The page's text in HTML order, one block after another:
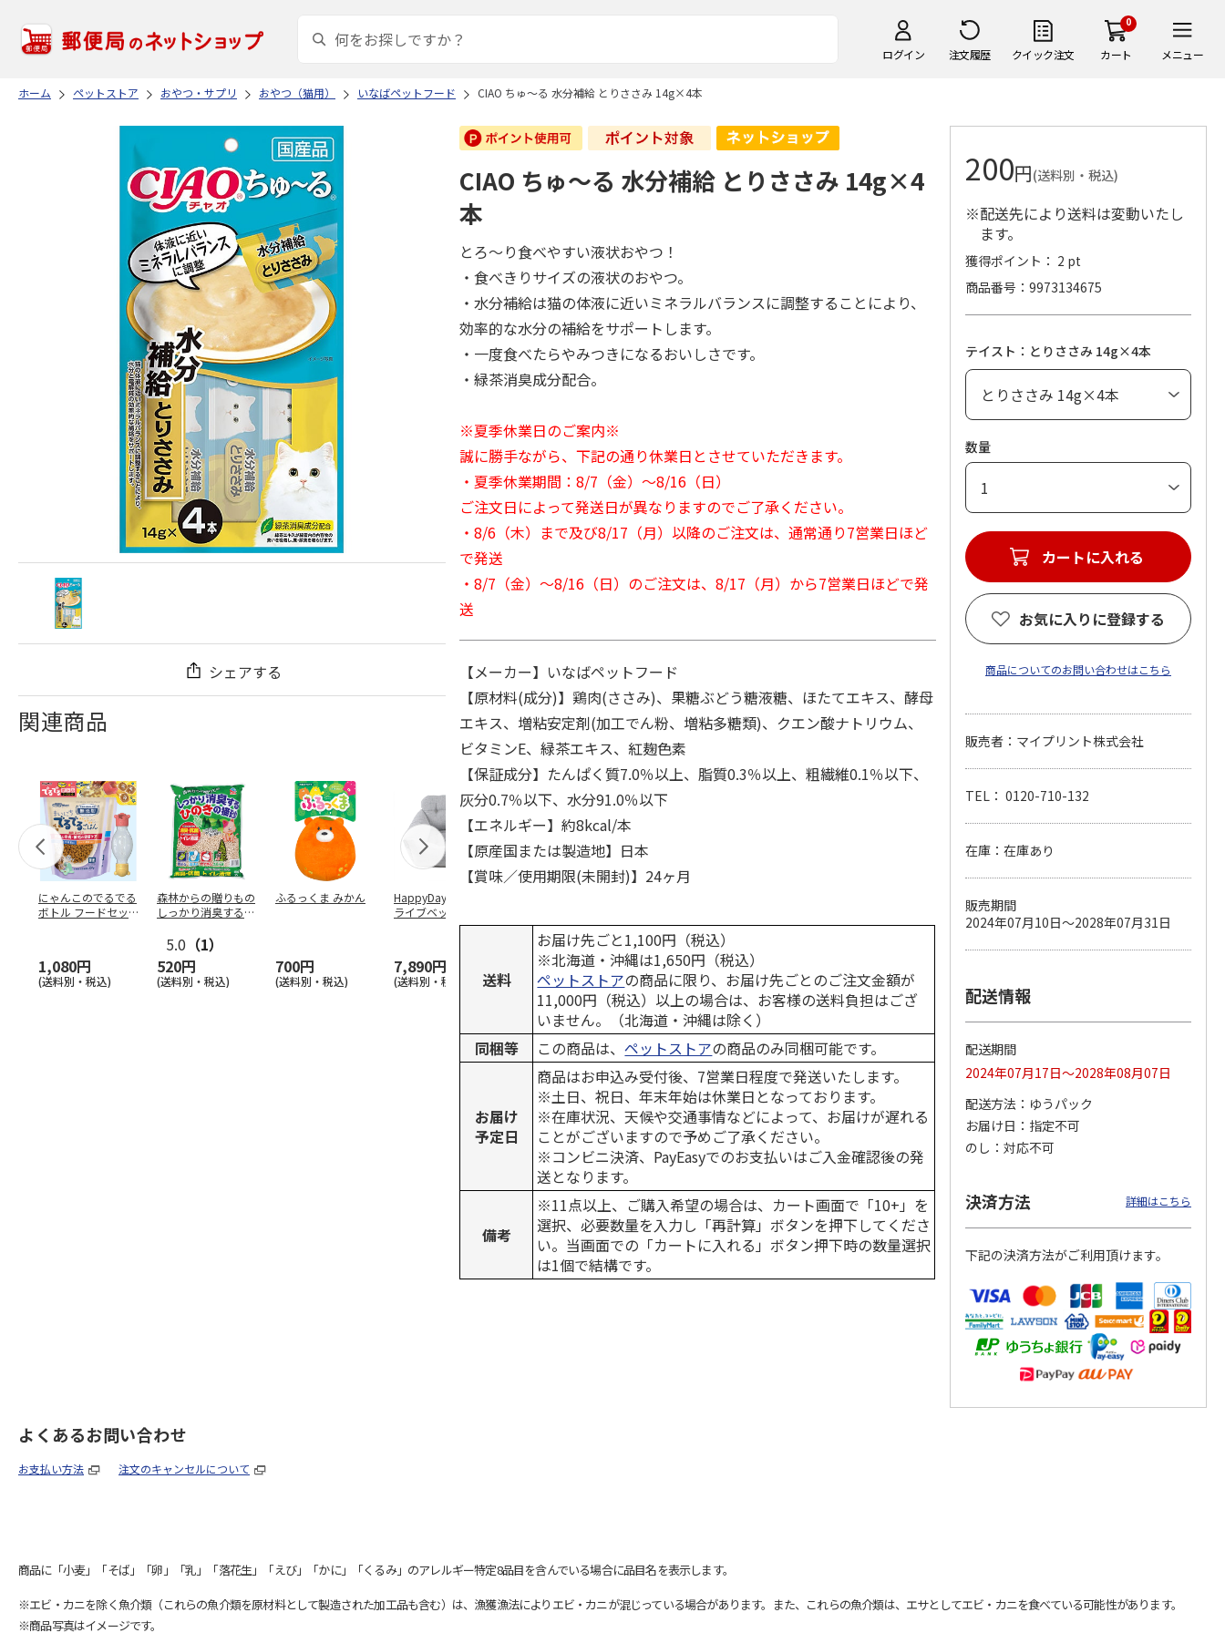
ログイン 注文履歴 クイック注文
0
カート メニュー
ホーム ペットストア おやつ・サプリ おやつ（猫用） いなばペットフード CIAO ちゅ～る 水分補給 とりささみ 14g×4本
シェアする
関連商品
にゃんこのでるでる
ボトル フードセッ
1,080円
(送料別・税込)
森林からの贈りもの
しっかり消臭するひ
5.0 （1）
520円
(送料別・税込)
ふるっくま みかん
700円
(送料別・税込)
HappyDays 2wayド
ライブベッド グレ
7,890円
(送料別・税込)
イレ ナチュラルグ
1,550円
(送料別・税込)
ンド 4L
1,320円
(送料別・税込)
ぐるぐるボーン型 S
470円
(送料別・税込)
こ用 まぐろ・かつ
(送料別・税込)
ペット線香 虹のか
なた フルーティフ
ローラルの香り
えBOX とりささ
CIAO ちゅ～る 水分補給 とりささみ 14g×4
本
とろ～り食べやすい液状おやつ！
・食べきりサイズの液状のおやつ。
・水分補給は猫の体液に近いミネラルバランスに調整することにより、
効率的な水分の補給をサポートします。
・一度食べたらやみつきになるおいしさです。
・緑茶消臭成分配合。
※夏季休業日のご案内※
誠に勝手ながら、下記の通り休業日とさせていただきます。
・夏季休業期間：8/7（金）～8/16（日）
ご注文日によって発送日が異なりますのでご了承ください。
・8/6（木）まで及び8/17（月）以降のご注文は、通常通り7営業日ほど
で発送
・8/7（金）～8/16（日）のご注文は、8/17（月）から7営業日ほどで発
送
【メーカー】いなばペットフード
【原材料(成分)】鶏肉(ささみ)、果糖ぶどう糖液糖、ほたてエキス、酵母
エキス、増粘安定剤(加工でん粉、増粘多糖類)、クエン酸ナトリウム、
ビタミンE、緑茶エキス、紅麹色素
【保証成分】たんぱく質7.0％以上、脂質0.3％以上、粗繊維0.1％以下、
灰分0.7％以下、水分91.0％以下
【エネルギー】約8kcal/本
【原産国または製造地】日本
【賞味／使用期限(未開封)】24ヶ月
送料
お届け先ごと1,100円（税込）
※北海道・沖縄は1,650円（税込）
ペットストアの商品に限り、お届け先ごとのご注文金額が
11,000円（税込）以上の場合は、お客様の送料負担はござ
いません。（北海道・沖縄は除く）
同梱等
この商品は、ペットストアの商品のみ同梱可能です。
お届け
予定日
商品はお申込み受付後、7営業日程度で発送いたします。
※土日、祝日、年末年始は休業日となっております。
※在庫状況、天候や交通事情などによって、お届けが遅れる
ことがございますので予めご了承ください。
※コンビニ決済、PayEasyでのお支払いはご入金確認後の発
送となります。
備考
※11点以上、ご購入希望の場合は、カート画面で「10+」を
選択、必要数量を入力し「再計算」ボタンを押下してくださ
い。当画面での「カートに入れる」ボタン押下時の数量選択
は1個で結構です。
200円(送料別・税込)
※配送先により送料は変動いたし
ます。
獲得ポイント： 2 pt
商品番号
9973134675
テイスト：とりささみ 14g×4本
数量
カートに入れる
お気に入りに登録する
商品についてのお問い合わせはこちら
販売者：マイプリント株式会社
TEL： 0120-710-132
在庫：在庫あり
販売期間
2024年07月10日～2028年07月31日
配送情報
配送期間
2024年07月17日～2028年08月07日
配送方法
ゆうパック
お届け日
指定不可
のし
対応不可
決済方法 詳細はこちら
下記の決済方法がご利用頂けます。
よくあるお問い合わせ
お支払い方法 注文のキャンセルについて
商品に「小麦」「そば」「卵」「乳」「落花生」「えび」「かに」「くるみ」のアレルギー特定8品目を含んでいる場合に品目名を表示します。
※エビ・カニを除く魚介類（これらの魚介類を原材料として製造された加工品も含む）は、漁獲漁法によりエビ・カニが混じっている場合があります。また、これらの魚介類は、エサとしてエビ・カニを食べている可能性があります。
※商品写真はイメージです。